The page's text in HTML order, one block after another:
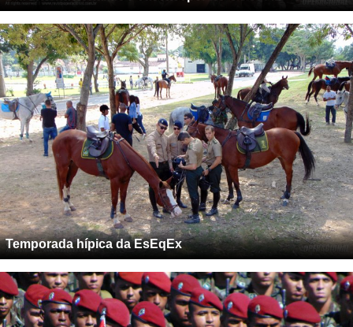
Temporada hípica da EsEqEx